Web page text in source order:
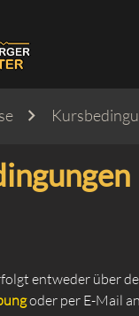
entweder über
oder per E-Mail an